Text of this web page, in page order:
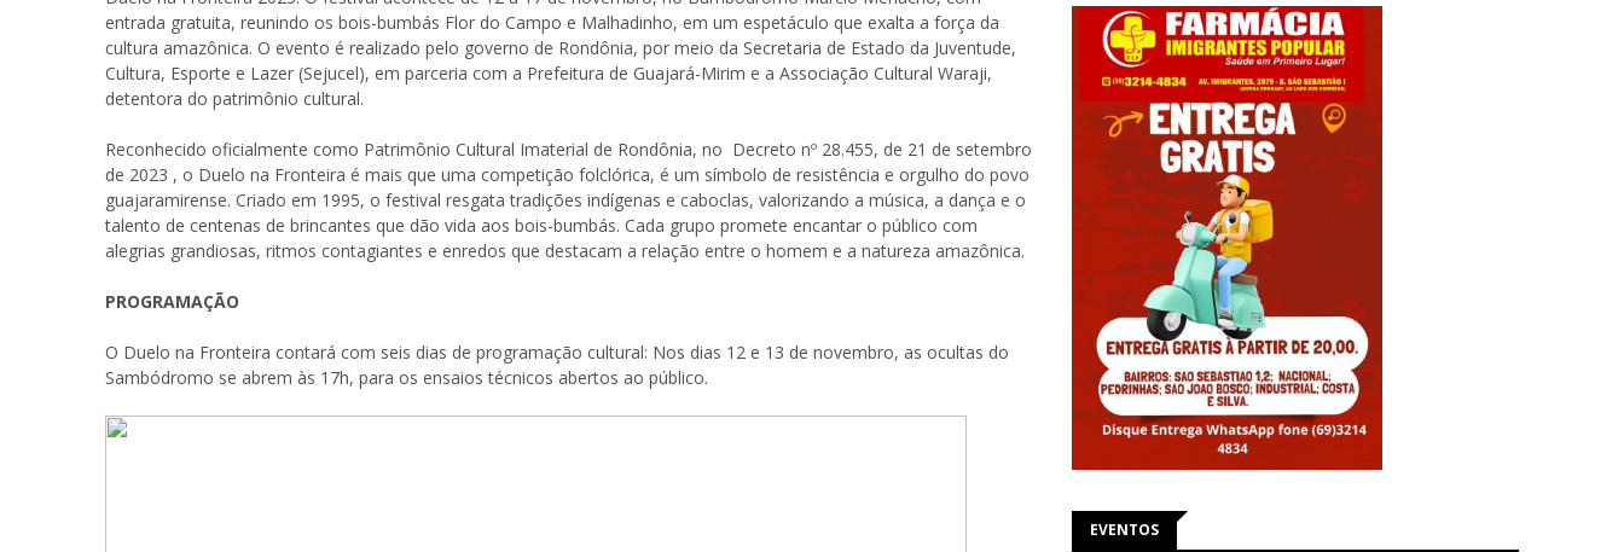
entrada gratuita, reunindo os bois-bumbás Flor do Campo e Malhadinho, em um espetáculo que exalta a força da
cultura amazônica. O evento é realizado pelo governo de Rondônia, por meio da Secretaria de Estado da Juventude,
Cultura, Esporte e Lazer (Sejucel), em parceria com a Prefeitura de Guajará-Mirim e a Associação Cultural Waraji,
detentora do patrimônio cultural.
Reconhecido oficialmente como Patrimônio Cultural Imaterial de Rondônia, no Decreto nº 28.455, de 21 de setembro
de 2023 , o Duelo na Fronteira é mais que uma competição folclórica, é um símbolo de resistência e orgulho do povo
guajaramirense. Criado em 1995, o festival resgata tradições indígenas e caboclas, valorizando a música, a dança e o
talento de centenas de brincantes que dão vida aos bois-bumbás. Cada grupo promete encantar o público com
alegrias grandiosas, ritmos contagiantes e enredos que destacam a relação entre o homem e a natureza amazônica.
PROGRAMAÇÃO
O Duelo na Fronteira contará com seis dias de programação cultural: Nos dias 12 e 13 de novembro, as ocultas do
Sambódromo se abrem às 17h, para os ensaios técnicos abertos ao público.
EVENTOS